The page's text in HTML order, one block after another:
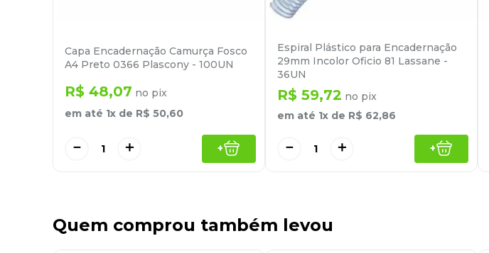
Capa Encadernação Camurça Fosco
A4 Preto 0366 Plascony - 100UN
R$ 48,07 no pix
em até 1x de R$ 50,60
＋
－ +
Espiral Plástico para Encadernação
29mm Incolor Oficio 81 Lassane -
36UN
R$ 59,72 no pix
em até 1x de R$ 62,86
＋
－ +
Quem comprou também levou